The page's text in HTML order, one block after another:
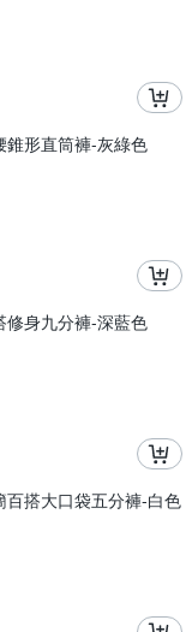
錐形直筒褲-灰綠色
修身九分褲-深藍色
搭大口袋五分褲-白色